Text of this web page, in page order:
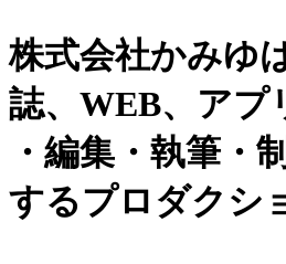
株式会社かみゆ
誌、WEB、アプ
・編集・執筆・
するプロダクシ